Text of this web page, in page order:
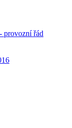
provozní řád